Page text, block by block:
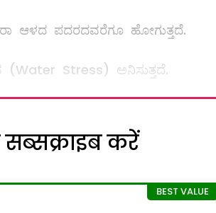
ಆಳದ ಪದರದವರೆಗೂ ಹೋಗುತ್ತದೆ.
(Water Stress) ಅನಿಸುತ್ತದೆ.
करें